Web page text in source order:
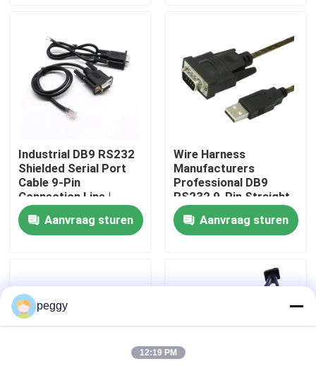
Over ons
Fabrieksreis
Contacteer ons
nieuws
op maat gemaakte kabelsamenstelling
Industrial DB9 RS232
Shielded Serial Port
Cable 9-Pin
Connection Line |
Cable Assembly Wire
Harness
Manufacturers
Aanvraag sturen
Wire Harness
Manufacturers
Professional DB9
RS232 9-Pin Straight
Or Cross Cable With
Shielded Core Custom
Cable
Aanvraag sturen
peggy
12:19 PM